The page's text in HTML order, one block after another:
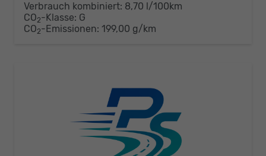
Verbrauch kombiniert: 8,70 l/100km
CO2-Klasse: G
CO2-Emissionen: 199,00 g/km